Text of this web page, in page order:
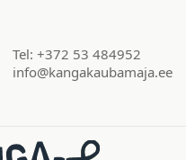
Tel: +372 53 484952
info@kangakaubamaja.ee